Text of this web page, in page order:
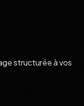
structurée à vos